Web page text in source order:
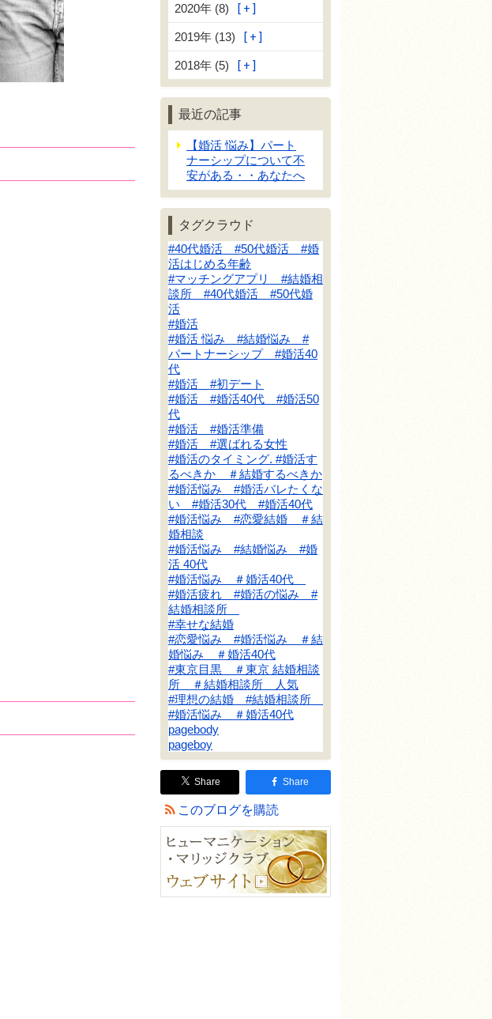
2020年 (8)
2019年 (13)
2018年 (5)
最近の記事
【婚活 悩み】パート
ナーシップについて不
安がある・・あなたへ
タグクラウド
#40代婚活 #50代婚活 #婚
活はじめる年齢
#マッチングアプリ #結婚相
談所 #40代婚活 #50代婚
活
#婚活
#婚活 悩み #結婚悩み #
パートナーシップ #婚活40
代
#婚活 #初デート
#婚活 #婚活40代 #婚活50
代
#婚活 #婚活準備
#婚活 #選ばれる女性
#婚活のタイミング. #婚活す
るべきか ＃結婚するべきか
#婚活悩み #婚活バレたくな
い #婚活30代 #婚活40代
#婚活悩み #恋愛結婚 ＃結
婚相談
#婚活悩み #結婚悩み #婚
活 40代
#婚活悩み ＃婚活40代
#婚活疲れ #婚活の悩み #
結婚相談所
#幸せな結婚
#恋愛悩み #婚活悩み ＃結
婚悩み ＃婚活40代
#東京目黒 ＃東京 結婚相談
所 ＃結婚相談所 人気
#理想の結婚 #結婚相談所
#婚活悩み ＃婚活40代
pagebody
pageboy
Share Share
このブログを購読